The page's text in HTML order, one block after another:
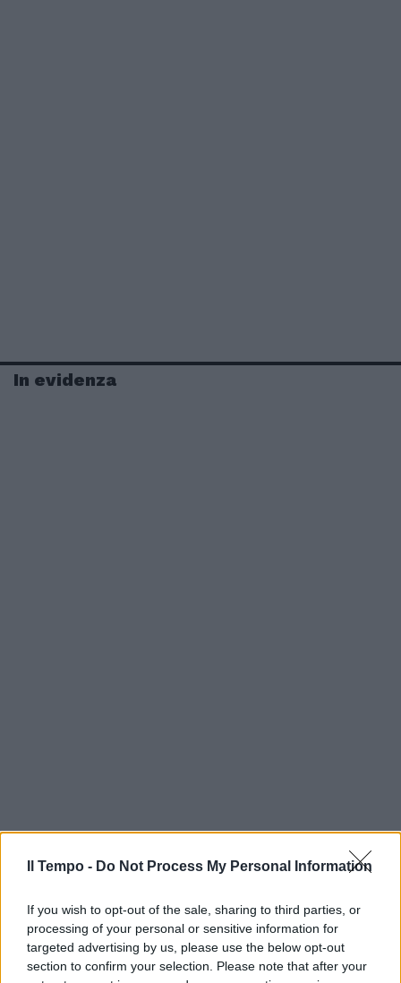
Il Tempo - Do Not Process My Personal Information
If you wish to opt-out of the sale, sharing to third parties, or
processing of your personal or sensitive information for
targeted advertising by us, please use the below opt-out
section to confirm your selection. Please note that after your
In evidenza